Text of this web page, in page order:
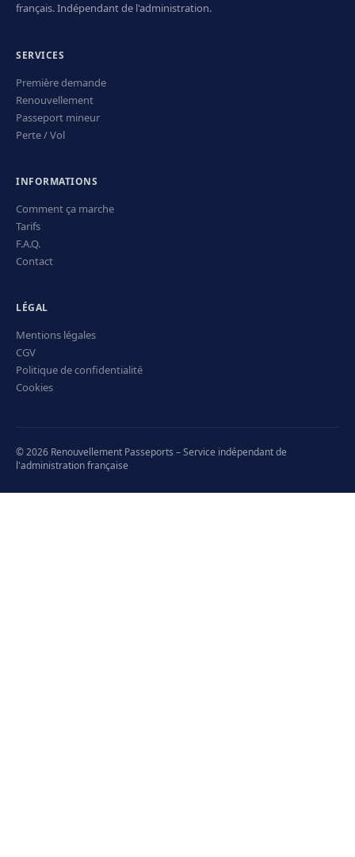
français. Indépendant de l'administration.
SERVICES
Première demande
Renouvellement
Passeport mineur
Perte / Vol
INFORMATIONS
Comment ça marche
Tarifs
F.A.Q.
Contact
LÉGAL
Mentions légales
CGV
Politique de confidentialité
Cookies
© 2026 Renouvellement Passeports – Service indépendant de
l'administration française